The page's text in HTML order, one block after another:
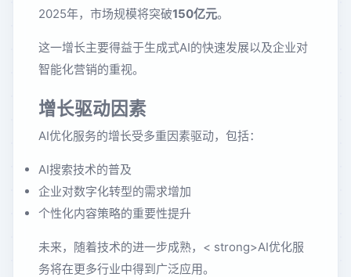
2025年，市场规模将突破150亿元。
这一增长主要得益于生成式AI的快速发展以及企业对
智能化营销的重视。
增长驱动因素
AI优化服务的增长受多重因素驱动，包括：
AI搜索技术的普及
企业对数字化转型的需求增加
个性化内容策略的重要性提升
未来，随着技术的进一步成熟，< strong>AI优化服
务将在更多行业中得到广泛应用。